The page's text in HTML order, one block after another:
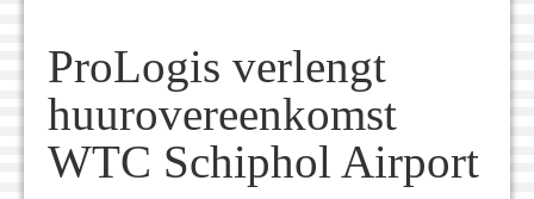
ProLogis verlengt
huurovereenkomst
WTC Schiphol Airport